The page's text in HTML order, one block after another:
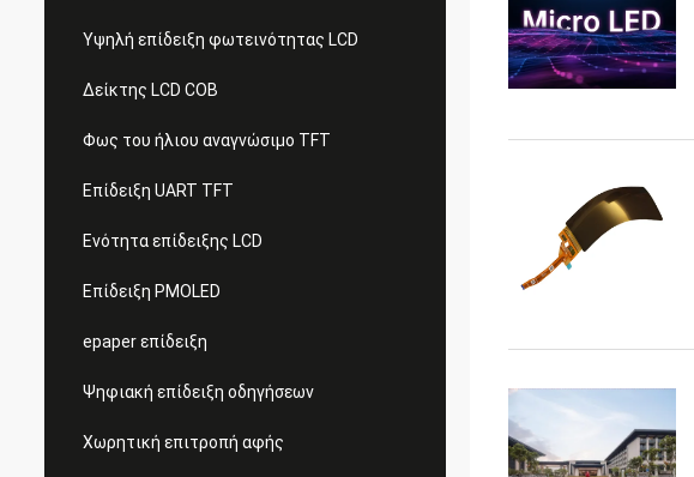
Υψηλή επίδειξη φωτεινότητας LCD
Δείκτης LCD COB
Φως του ήλιου αναγνώσιμο TFT
Επίδειξη UART TFT
Ενότητα επίδειξης LCD
Επίδειξη PMOLED
epaper επίδειξη
Ψηφιακή επίδειξη οδηγήσεων
Χωρητική επιτροπή αφής